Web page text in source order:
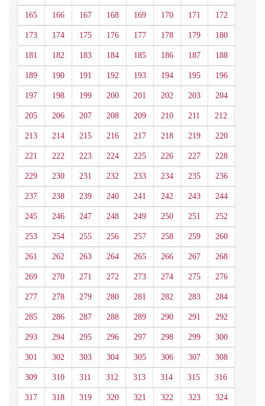
165 166 167 168 169 170 171 172
173 174 175 176 177 178 179 180
181 182 183 184 185 186 187 188
189 190 191 192 193 194 195 196
197 198 199 200 201 202 203 204
205 206 207 208 209 210 211 212
213 214 215 216 217 218 219 220
221 222 223 224 225 226 227 228
229 230 231 232 233 234 235 236
237 238 239 240 241 242 243 244
245 246 247 248 249 250 251 252
253 254 255 256 257 258 259 260
261 262 263 264 265 266 267 268
269 270 271 272 273 274 275 276
277 278 279 280 281 282 283 284
285 286 287 288 289 290 291 292
293 294 295 296 297 298 299 300
301 302 303 304 305 306 307 308
309 310 311 312 313 314 315 316
317 318 319 320 321 322 323 324